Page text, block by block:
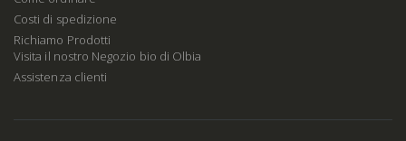
Costi di spedizione
Richiamo Prodotti
Visita il nostro Negozio bio di Olbia
Assistenza clienti